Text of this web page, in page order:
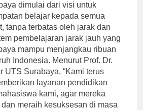
dimulai dari visi untuk
belajar kepada semua
tanpa terbatas oleh jarak dan
pembelajaran jarak jauh yang
mampu menjangkau ribuan
Indonesia. Menurut Prof. Dr.
UTS Surabaya, “Kami terus
layanan pendidikan
kami, agar mereka
meraih kesuksesan di masa